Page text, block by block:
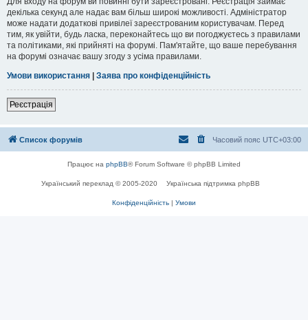
декілька секунд але надає вам більш широкі можливості. Адміністратор
може надати додаткові привілеї зареєстрованим користувачам. Перед
тим, як увійти, будь ласка, переконайтесь що ви погоджуєтесь з правилами
та політиками, які прийняті на форумі. Пам'ятайте, що ваше перебування
на форумі означає вашу згоду з усіма правилами.
Умови використання | Заява про конфіденційність
Реєстрація
Список форумів Часовий пояс UTC+03:00
Працює на phpBB® Forum Software © phpBB Limited
Український переклад © 2005-2020 Українська підтримка phpBB
Конфіденційність | Умови